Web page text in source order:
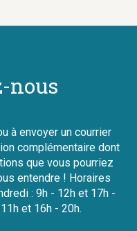
nous
à envoyer un courrier
complémentaire dont
que vous pourriez
entendre ! Horaires
: 9h - 12h et 17h -
et 16h - 20h.